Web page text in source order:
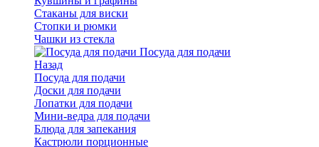
Стаканы для виски
Стопки и рюмки
Чашки из стекла
Посуда для подачи
Назад
Посуда для подачи
Доски для подачи
Лопатки для подачи
Мини-ведра для подачи
Блюда для запекания
Кастрюли порционные